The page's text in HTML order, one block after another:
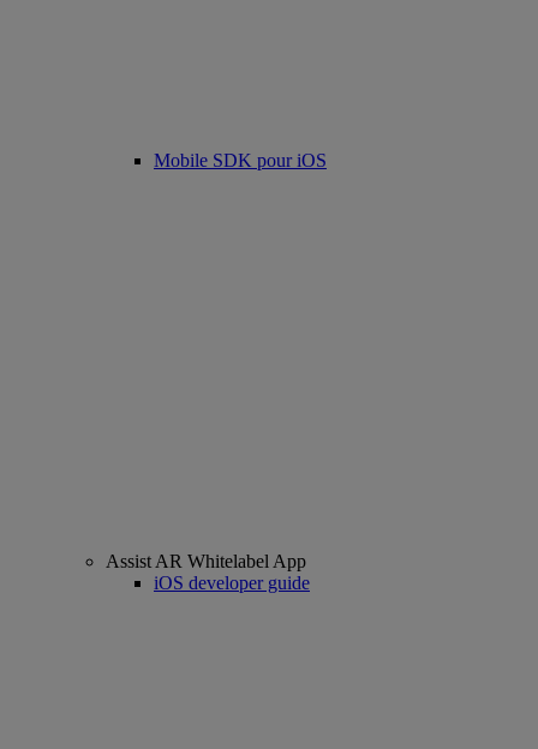
Mobile SDK pour iOS
Assist AR Whitelabel App
iOS developer guide